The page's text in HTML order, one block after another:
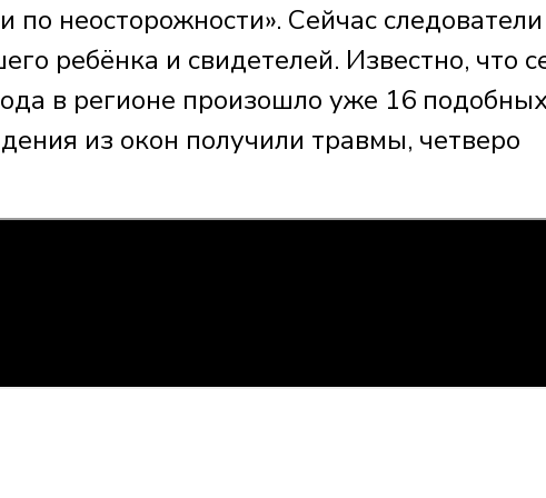
по неосторожности». Сейчас следователи
ребёнка и свидетелей. Известно, что
в регионе произошло уже 16
из окон получили травмы, четверо